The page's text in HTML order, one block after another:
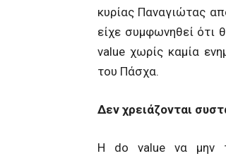
κυρίας Παναγιώτας
είχε συμφωνηθεί ότι
value χωρίς καμία
του Πάσχα.
Δεν χρειάζονται
Η do value να μην